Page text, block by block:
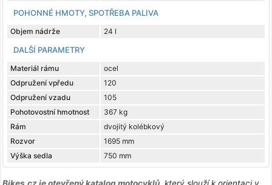
POHONNÉ HMOTY, SPOTŘEBA PALIVA
Objem nádrže 24 l
DALŠÍ PARAMETRY
Materiál rámu
ocel
Odpružení vpředu
120
Odpružení vzadu
105
Pohotovostní hmotnost
367 kg
Rám
dvojitý kolébkový
Rozvor
1695 mm
Výška sedla
750 mm